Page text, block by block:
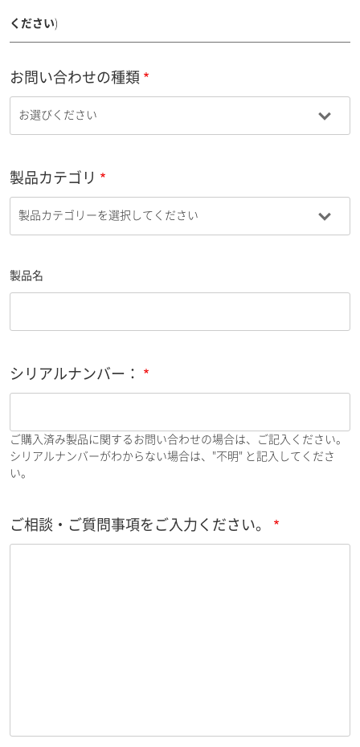
ください)
お問い合わせの種類
製品カテゴリ
製品名
シリアルナンバー：
ご購入済み製品に関するお問い合わせの場合は、ご記入ください。
シリアルナンバーがわからない場合は、"不明" と記入してくださ
い。
ご相談・ご質問事項をご入力ください。